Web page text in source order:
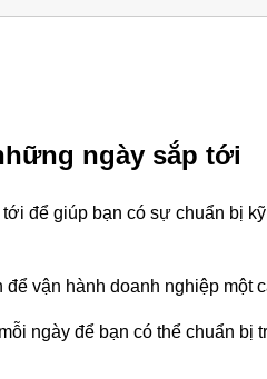
ngày sắp tới
để giúp bạn có sự chuẩn bị
vận hành doanh nghiệp một
ngày để bạn có thể chuẩn bị